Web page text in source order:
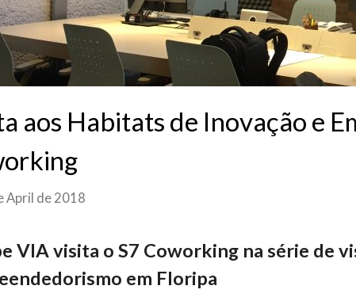
aos Habitats de Inovação e
April de 2018
VIA visita o S7 Coworking na série de
em Floripa